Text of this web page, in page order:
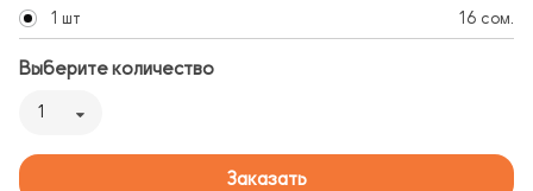
1 шт 16 сом.
Выберите количество
1
Заказать